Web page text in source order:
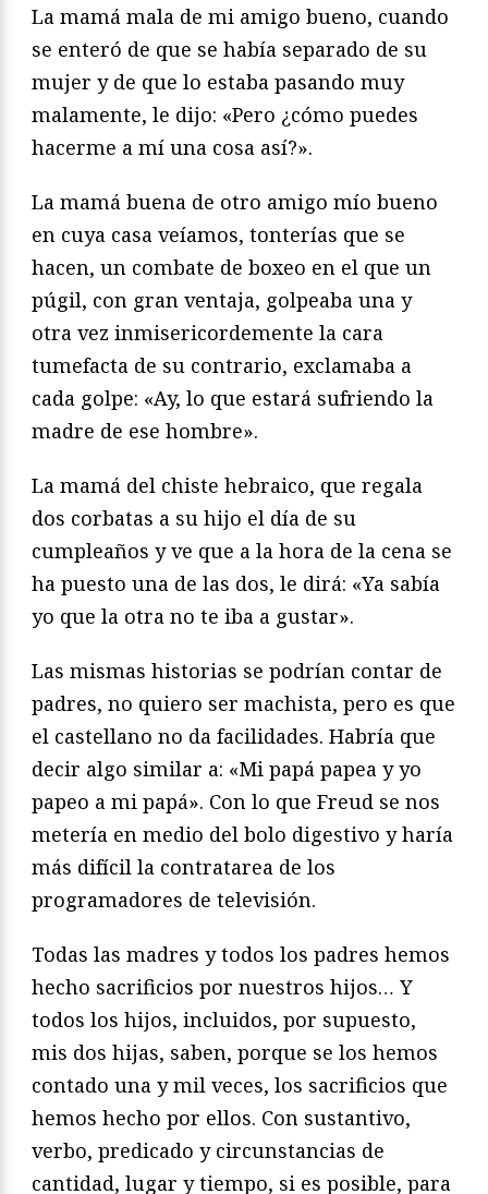
La mamá mala de mi amigo bueno, cuando
se enteró de que se había separado de su
mujer y de que lo estaba pasando muy
malamente, le dijo: «Pero ¿cómo puedes
hacerme a mí una cosa así?».
La mamá buena de otro amigo mío bueno
en cuya casa veíamos, tonterías que se
hacen, un combate de boxeo en el que un
púgil, con gran ventaja, golpeaba una y
otra vez inmisericordemente la cara
tumefacta de su contrario, exclamaba a
cada golpe: «Ay, lo que estará sufriendo la
madre de ese hombre».
La mamá del chiste hebraico, que regala
dos corbatas a su hijo el día de su
cumpleaños y ve que a la hora de la cena se
ha puesto una de las dos, le dirá: «Ya sabía
yo que la otra no te iba a gustar».
Las mismas historias se podrían contar de
padres, no quiero ser machista, pero es que
el castellano no da facilidades. Habría que
decir algo similar a: «Mi papá papea y yo
papeo a mi papá». Con lo que Freud se nos
metería en medio del bolo digestivo y haría
más difícil la contratarea de los
programadores de televisión.
Todas las madres y todos los padres hemos
hecho sacrificios por nuestros hijos… Y
todos los hijos, incluidos, por supuesto,
mis dos hijas, saben, porque se los hemos
contado una y mil veces, los sacrificios que
hemos hecho por ellos. Con sustantivo,
verbo, predicado y circunstancias de
cantidad, lugar y tiempo, si es posible, para